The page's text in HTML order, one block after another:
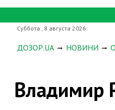
Суббота , 8 августа 2026
ДОЗОР.UA НОВИНИ
Владимир